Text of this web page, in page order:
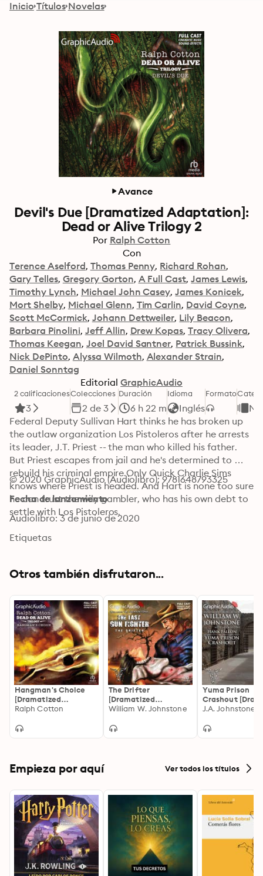
Inicio Títulos Novelas
Avance
Devil's Due [Dramatized Adaptation]:
Dead or Alive Trilogy 2
Por Ralph Cotton
Con
Terence Aselford Thomas Penny Richard Rohan
Gary Telles Gregory Gorton A Full Cast James Lewis
Timothy Lynch Michael John Casey James Konicek
Mort Shelby Michael Glenn Tim Carlin David Coyne
Scott McCormick Johann Dettweiler Lily Beacon
Barbara Pinolini Jeff Allin Drew Kopas Tracy Olivera
Thomas Keegan Joel David Santner Patrick Bussink
Nick DePinto Alyssa Wilmoth Alexander Strain
Daniel Sonntag
Editorial GraphicAudio
2 calificaciones
3
Colecciones
2 de 3
Duración
6 h 22 m
Idioma
Inglés
Formato
Federal Deputy Sullivan Hart thinks he has broken up
the outlaw organization Los Pistoleros after he arrests
its leader, J.T. Priest -- the man who killed his father.
But Priest escapes from jail and he's determined to
rebuild his criminal empire.Only Quick Charlie Sims
knows where Priest is headed. And Hart is none too sure
he can trust the wily gambler, who has his own debt to
settle with Los Pistoleros.
© 2020 GraphicAudio (Audiolibro): 9781648793325
Fecha de lanzamiento
Audiolibro: 3 de junio de 2020
Etiquetas
Otros también disfrutaron...
Hangman's Choice
[Dramatized
Adaptation]: Dead or
Ralph Cotton
The Drifter
[Dramatized
Adaptation]: The Last
William W. Johnstone
Yuma Prison
Crashout
Adaptation]:
Empieza por aquí Ver todos los títulos